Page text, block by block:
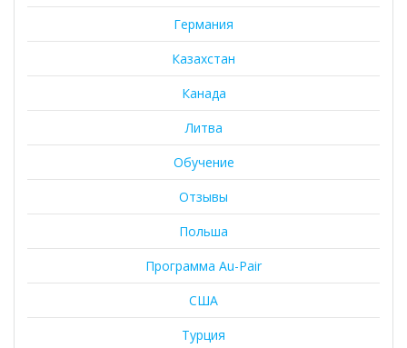
Германия
Казахстан
Канада
Литва
Обучение
Отзывы
Польша
Программа Au-Pair
США
Турция